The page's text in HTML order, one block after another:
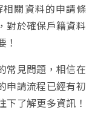
關資料的申請條
對於確保戶籍資料
常見問題，相信在
申請流程已經有初
了解更多資訊！